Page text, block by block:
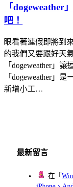
「dogeweather
吧！
眼看著連假即將到
的我們又要跟好天
「dogeweather」
「dogeweather」
新增小工…
最新留言
在「